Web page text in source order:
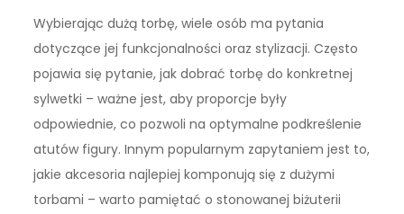
Wybierając dużą torbę, wiele osób ma pytania
dotyczące jej funkcjonalności oraz stylizacji. Często
pojawia się pytanie, jak dobrać torbę do konkretnej
sylwetki – ważne jest, aby proporcje były
odpowiednie, co pozwoli na optymalne podkreślenie
atutów figury. Innym popularnym zapytaniem jest to,
jakie akcesoria najlepiej komponują się z dużymi
torbami – warto pamiętać o stonowanej biżuterii